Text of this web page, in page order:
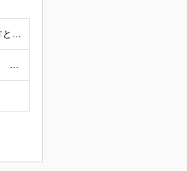
★未経験・第二新卒歓迎！ ★学歴不問！ ※異業種出身のメンバーが多数活躍中！ ※一人でも多くの方とお会いさせていただく予定です！ ※エンジニアの経験が数か月あり、今は別職種に就いているが、 もう一度エンジニアとして活躍したい方も大歓迎です！ ＼“完全人物重視”の採用を実施します！／ 学生の頃に学んだ知識を活かしてエンジニアデビューを飾りたい！ IT関連の資格を活かしてエンジニアデビューを飾りたい！ そんな希望をお持ちの方、ぜひご応募ください。 私達が安心のエンジニアデビューを実現できるように、 しっかりとサポートします！
月額22万円～28万円＋賞与年2回(前年度実績4.6ヶ月分) ※知識・スキル・経験年数を最大限考慮し、 十分な話し合いのうえ決定いたします。 ※別途、交通費支給(月5万円まで)あり ※試用期間6ヶ月あり(給与に変更なし)